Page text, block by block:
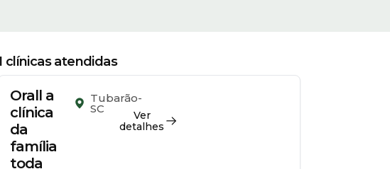
clínicas atendidas
Orall a
clínica
da
família
toda
Tubarão-
SC
Ver
detalhes